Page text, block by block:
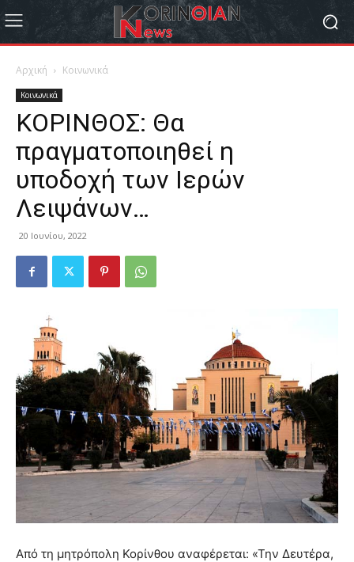
Αρχική Κοινωνικά
Κοινωνικά
ΚΟΡΙΝΘΟΣ: Θα
πραγματοποιηθεί η
υποδοχή των Ιερών
Λειψάνων…
20 Ιουνίου, 2022
Από τη μητρόπολη Κορίνθου αναφέρεται: «Την Δευτέρα,